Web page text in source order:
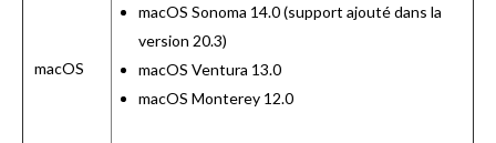
macOS
macOS Sonoma 14.0 (support ajouté dans la
version 20.3)
macOS Ventura 13.0
macOS Monterey 12.0